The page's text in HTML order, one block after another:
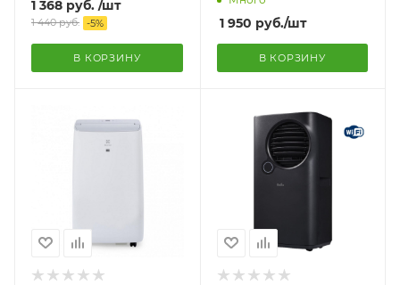
1 368 руб. /шт
1 440руб. -5%
В КОРЗИНУ
1 950 руб./шт
В КОРЗИНУ